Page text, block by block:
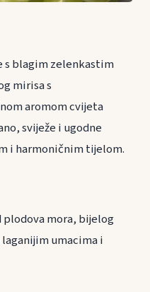
s blagim zelenkastim
mirisa s
aromom cvijeta
sviježe i ugodne
i harmoničnim tijelom.
plodova mora, bijelog
umacima i